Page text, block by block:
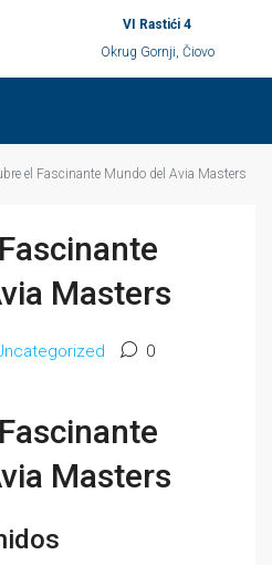
VI Rastići 4
Okrug Gornji, Čiovo
el Fascinante Mundo del Avia Masters
Masters
0
Masters